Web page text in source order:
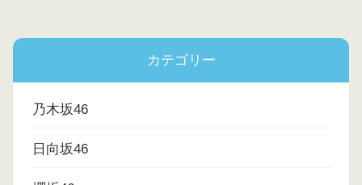
カテゴリー
乃木坂46
日向坂46